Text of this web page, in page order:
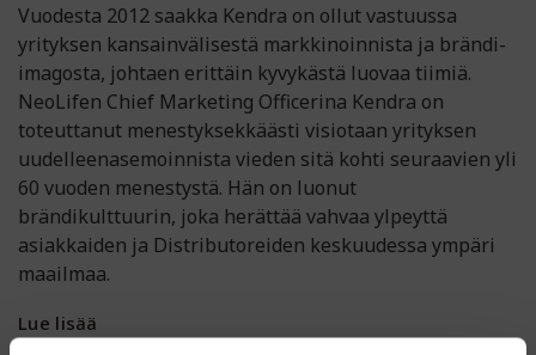
Vuodesta 2012 saakka Kendra on ollut vastuussa
yrityksen kansainvälisestä markkinoinnista ja brändi-
imagosta, johtaen erittäin kyvykästä luovaa tiimiä.
NeoLifen Chief Marketing Officerina Kendra on
toteuttanut menestyksekkäästi visiotaan yrityksen
uudelleenasemoinnista vieden sitä kohti seuraavien yli
60 vuoden menestystä. Hän on luonut
brändikulttuurin, joka herättää vahvaa ylpeyttä
asiakkaiden ja Distributoreiden keskuudessa ympäri
maailmaa.
Lue lisää